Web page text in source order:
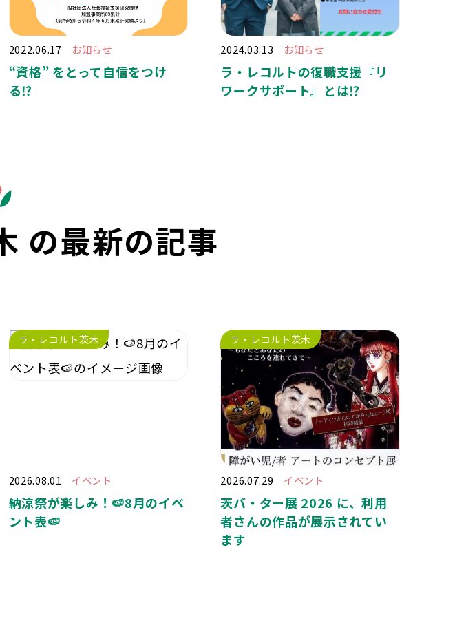
2022.06.17 お知らせ
“資格” をとって自信をつけ
る⁉️
2024.03.13 お知らせ
ラ・レコルトの復職支援『リ
ワークサポート』とは⁉️
の最新の記事
ラ・レコルト茨木
2026.08.01 イベント
納涼祭が楽しみ！🍉8月のイベ
ント表🍉
ラ・レコルト茨木
2026.07.29 イベント
茨バ・ター展 2026 に、利用
者さんの作品が展示されてい
ます